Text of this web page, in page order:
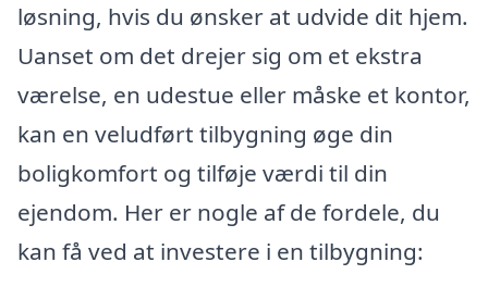
løsning, hvis du ønsker at udvide dit hjem.
Uanset om det drejer sig om et ekstra
værelse, en udestue eller måske et kontor,
kan en veludført tilbygning øge din
boligkomfort og tilføje værdi til din
ejendom. Her er nogle af de fordele, du
kan få ved at investere i en tilbygning: